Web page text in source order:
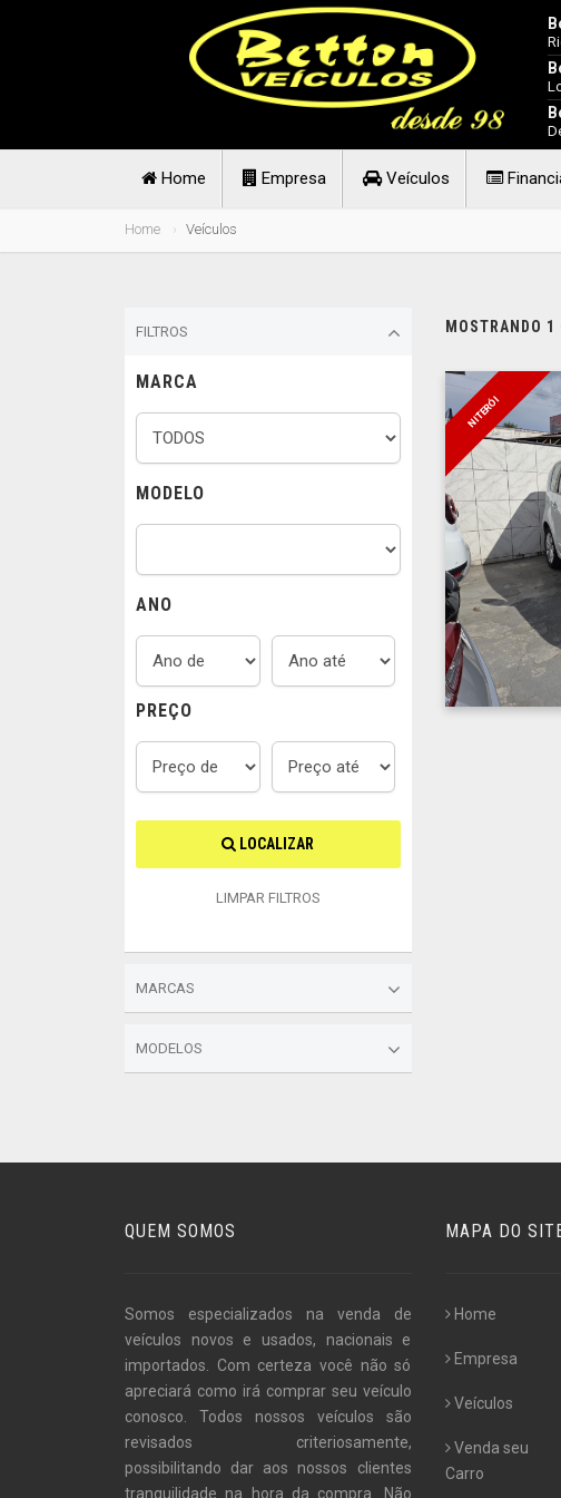
Home Empresa Veículos
Home Veículos
FILTROS
MARCA
MODELO
ANO
PREÇO
LOCALIZAR
LIMPAR FILTROS
MARCAS
MODELOS
MOSTRANDO
NITERÓI
QUEM SOMOS
Somos especializados na venda de
veículos novos e usados, nacionais e
importados. Com certeza você não só
apreciará como irá comprar seu veículo
conosco. Todos nossos veículos são
revisados criteriosamente,
possibilitando dar aos nossos clientes
tranquilidade na hora da compra. Não
MAPA DO
Home
Empresa
Veículos
Venda seu
Carro